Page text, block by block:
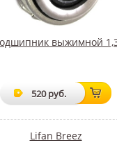
выжимной
520 руб.
Lifan Breez